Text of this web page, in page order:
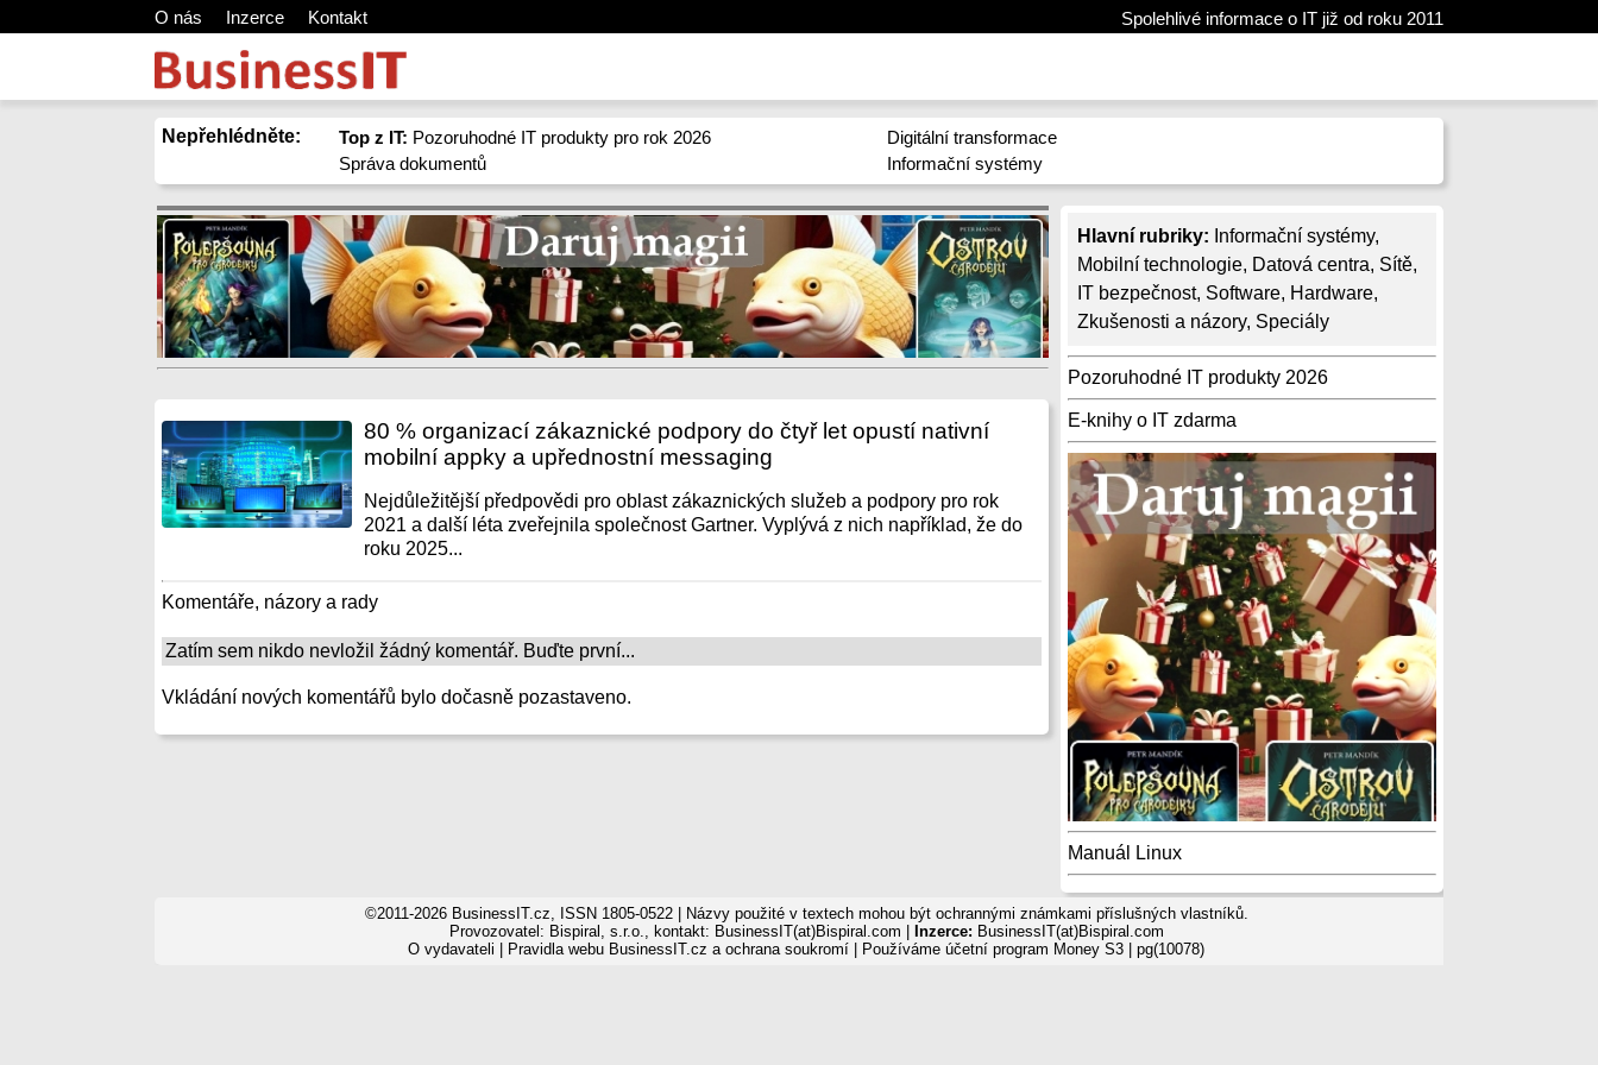
O nás Inzerce Kontakt Spolehlivé informace o IT již od roku 2011
Nepřehlédněte: Top z IT: Pozoruhodné IT produkty pro rok 2026
Správa dokumentů
Digitální transformace
Informační systémy
Hlavní rubriky: Informační systémy,
Mobilní technologie, Datová centra, Sítě,
IT bezpečnost, Software, Hardware,
Zkušenosti a názory, Speciály
Pozoruhodné IT produkty 2026
E-knihy o IT zdarma
Manuál Linux
80 % organizací zákaznické podpory do čtyř let opustí nativní
mobilní appky a upřednostní messaging
Nejdůležitější předpovědi pro oblast zákaznických služeb a podpory pro rok
2021 a další léta zveřejnila společnost Gartner. Vyplývá z nich například, že do
roku 2025...
Komentáře, názory a rady
Zatím sem nikdo nevložil žádný komentář. Buďte první...
Vkládání nových komentářů bylo dočasně pozastaveno.
©2011-2026 BusinessIT.cz, ISSN 1805-0522 | Názvy použité v textech mohou být ochrannými známkami příslušných vlastníků.
Provozovatel: Bispiral, s.r.o., kontakt: BusinessIT(at)Bispiral.com |
Inzerce: BusinessIT(at)Bispiral.com
O vydavateli
Pravidla webu BusinessIT.cz a ochrana soukromí | Používáme účetní program Money S3 | pg(10078)